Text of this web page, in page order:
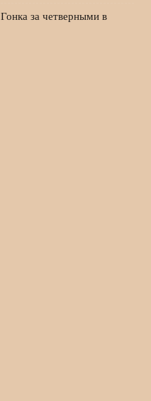
Гонка за четверными в